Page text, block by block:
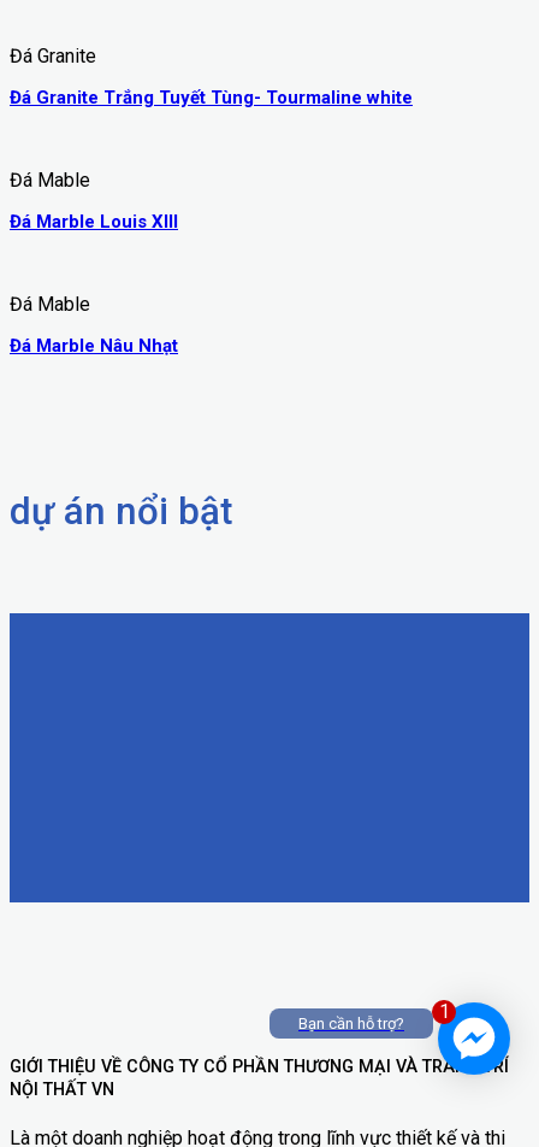
Đá Granite
Đá Granite Trắng Tuyết Tùng- Tourmaline white
Đá Mable
Đá Marble Louis XIII
Đá Mable
Đá Marble Nâu Nhạt
dự án nổi bật
GIỚI THIỆU VỀ CÔNG TY CỔ PHẦN THƯƠNG MẠI VÀ TRANG TRÍ
NỘI THẤT VN
Là một doanh nghiệp hoạt động trong lĩnh vực thiết kế và thi
1
Bạn cần hỗ trợ?